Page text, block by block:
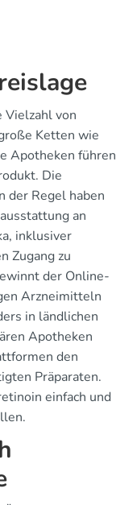
Vielzahl von
Ketten wie
Apotheken führen
Die
der Regel haben
an
inklusiver
Zugang zu
der Online-
Arzneimitteln
in ländlichen
Apotheken
den
Präparaten.
einfach und